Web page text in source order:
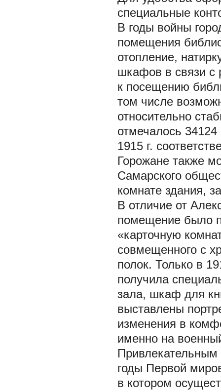
специальные
В годы войны
помещения
отопление,
шкафов в связи с
к посещению
том числе
относительно
отмечалось
1915 г.
Горожане также
Самарского
комнате здания,
В отличие от
помещение было
«карточную
совмещенного с
полок. Только в
получила
зала, шкаф для
выставлены
изменения в
именно на
Привлекательным
годы Первой
в котором